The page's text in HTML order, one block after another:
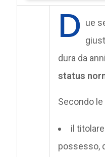
D ue
dura da anni
status
Secondo
il
possesso,